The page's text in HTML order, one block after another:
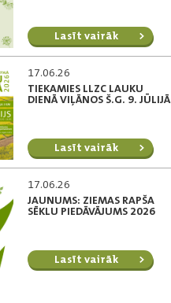
Lasīt vairāk
17.06.26
TIEKAMIES LLZC LAUKU
DIENĀ VIĻĀNOS Š.G. 9. JŪLIJĀ
Lasīt vairāk
17.06.26
JAUNUMS: ZIEMAS RAPŠA
SĒKLU PIEDĀVĀJUMS 2026
Lasīt vairāk